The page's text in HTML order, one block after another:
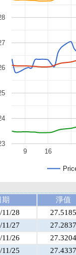
9 16
期
淨值
11/28
27.5185
11/27
27.2837
11/26
27.3204
11/25
27.4337